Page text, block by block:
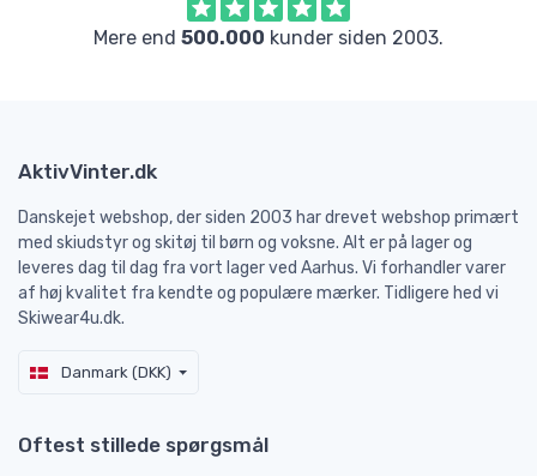
Mere end 500.000 kunder siden 2003.
AktivVinter.dk
Danskejet webshop, der siden 2003 har drevet webshop primært
med skiudstyr og skitøj til børn og voksne. Alt er på lager og
leveres dag til dag fra vort lager ved Aarhus. Vi forhandler varer
af høj kvalitet fra kendte og populære mærker. Tidligere hed vi
Skiwear4u.dk.
Danmark (DKK)
Oftest stillede spørgsmål